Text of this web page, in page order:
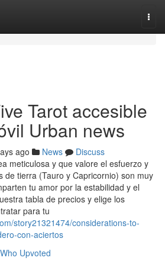
Tarot accesible
Urban news
ago News
Discuss
meticulosa y que valore el esfuerzo y
de tierra (Tauro y Capricornio) son muy
tu amor por la estabilidad y el
tabla de precios y elige los
para tu
story21321474/considerations-to-
con-aciertos
Who Upvoted